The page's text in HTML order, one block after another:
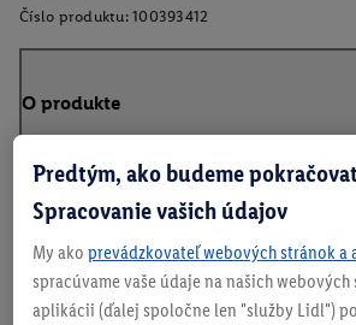
Číslo produktu: 100393412
O produkte
Predtým, ako budeme
Spracovanie vašich údajov
My ako prevádzkovateľ webových stránok a
spracúvame vaše údaje na našich webových
aplikácii (ďalej spoločne len "služby Lidl")